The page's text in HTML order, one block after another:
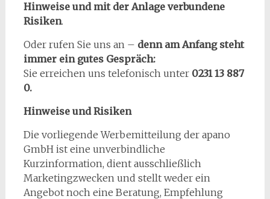
Hinweise und mit der Anlage verbundene
Risiken.
Oder rufen Sie uns an – denn am Anfang steht
immer ein gutes Gespräch:
Sie erreichen uns telefonisch unter 0231 13 887
0.
Hinweise und Risiken
Die vorliegende Werbemitteilung der apano
GmbH ist eine unverbindliche
Kurzinformation, dient ausschließlich
Marketingzwecken und stellt weder ein
Angebot noch eine Beratung, Empfehlung